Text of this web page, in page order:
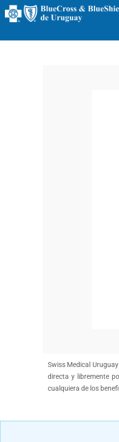
Swiss Medical
directa y libremente
cualquiera de los